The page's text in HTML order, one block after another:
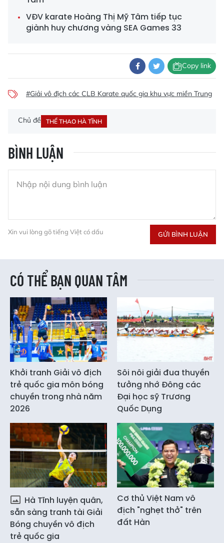
VĐV karate Hoàng Thị Mỹ Tâm tiếp tục
giành huy chương vàng SEA Games 33
Copy link
#Giải vô địch các CLB Karate quốc gia khu vực miền Trung
Chủ đề THỂ THAO HÀ TĨNH
BÌNH LUẬN
Xin vui lòng gõ tiếng Việt có dấu GỬI BÌNH LUẬN
CÓ THỂ BẠN QUAN TÂM
Khởi tranh Giải vô địch
trẻ quốc gia môn bóng
chuyền trong nhà năm
2026
Sôi nôi giải đua thuyền
tưởng nhớ Đông các
Đại học sỹ Trương
Quốc Dụng
Hà Tĩnh luyện quân,
sẵn sàng tranh tài Giải
Bóng chuyền vô địch
trẻ quốc gia
Cơ thủ Việt Nam vô
địch "nghẹt thở" trên
đất Hàn